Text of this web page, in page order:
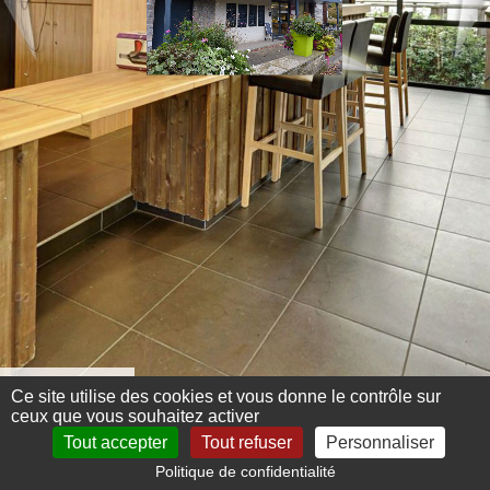
Menu 360°
Ce site utilise des cookies et vous donne le contrôle sur
ceux que vous souhaitez activer
Tout accepter
Tout refuser Personnaliser
Politique de confidentialité